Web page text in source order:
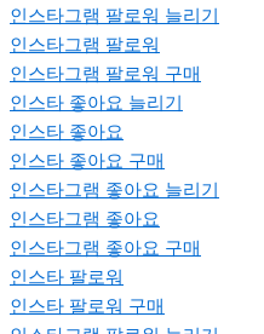
인스타그램 팔로워 늘리기
인스타그램 팔로워
인스타그램 팔로워 구매
인스타 좋아요 늘리기
인스타 좋아요
인스타 좋아요 구매
인스타그램 좋아요 늘리기
인스타그램 좋아요
인스타그램 좋아요 구매
인스타 팔로워
인스타 팔로워 구매